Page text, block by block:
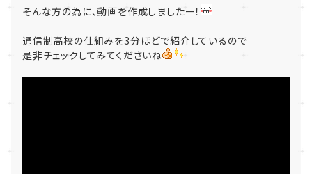
そんな方の為に、動画を作成しましたー！
通信制高校の仕組みを3分ほどで紹介しているので
是非チェックしてみてくださいね